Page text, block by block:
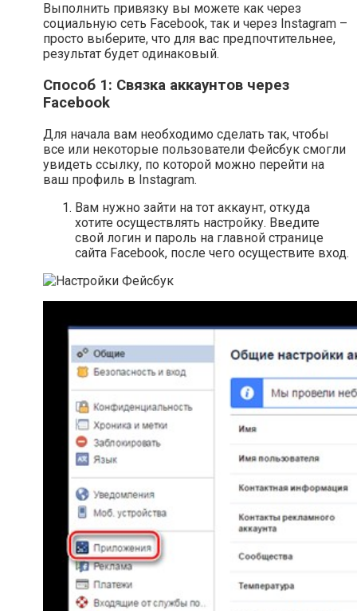
Выполнить привязку вы можете как через
социальную сеть Facebook, так и через Instagram –
просто выберите, что для вас предпочтительнее,
результат будет одинаковый.
Способ 1: Связка аккаунтов через
Facebook
Для начала вам необходимо сделать так, чтобы
все или некоторые пользователи Фейсбук смогли
увидеть ссылку, по которой можно перейти на
ваш профиль в Instagram.
Вам нужно зайти на тот аккаунт, откуда
хотите осуществлять настройку. Введите
свой логин и пароль на главной странице
сайта Facebook, после чего осуществите вход.